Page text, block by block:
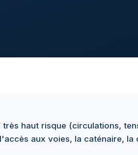
haut risque (circulations,
aux voies, la caténaire, la